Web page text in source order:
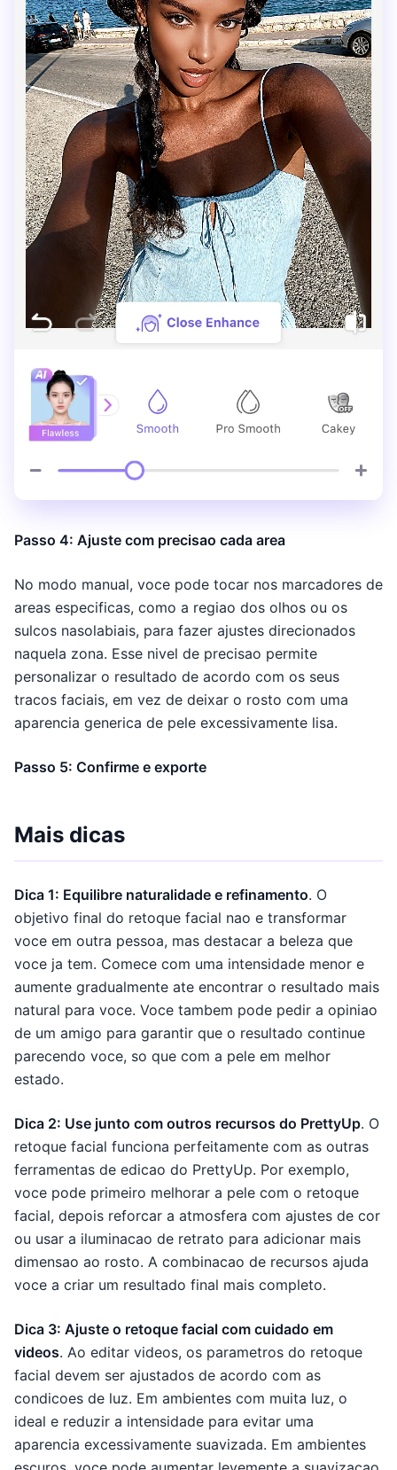
Passo 4: Ajuste com precisao cada area
No modo manual, voce pode tocar nos marcadores de
areas especificas, como a regiao dos olhos ou os
sulcos nasolabiais, para fazer ajustes direcionados
naquela zona. Esse nivel de precisao permite
personalizar o resultado de acordo com os seus
tracos faciais, em vez de deixar o rosto com uma
aparencia generica de pele excessivamente lisa.
Passo 5: Confirme e exporte
Mais dicas
Dica 1: Equilibre naturalidade e refinamento. O
objetivo final do retoque facial nao e transformar
voce em outra pessoa, mas destacar a beleza que
voce ja tem. Comece com uma intensidade menor e
aumente gradualmente ate encontrar o resultado mais
natural para voce. Voce tambem pode pedir a opiniao
de um amigo para garantir que o resultado continue
parecendo voce, so que com a pele em melhor
estado.
Dica 2: Use junto com outros recursos do PrettyUp. O
retoque facial funciona perfeitamente com as outras
ferramentas de edicao do PrettyUp. Por exemplo,
voce pode primeiro melhorar a pele com o retoque
facial, depois reforcar a atmosfera com ajustes de cor
ou usar a iluminacao de retrato para adicionar mais
dimensao ao rosto. A combinacao de recursos ajuda
voce a criar um resultado final mais completo.
Dica 3: Ajuste o retoque facial com cuidado em
videos. Ao editar videos, os parametros do retoque
facial devem ser ajustados de acordo com as
condicoes de luz. Em ambientes com muita luz, o
ideal e reduzir a intensidade para evitar uma
aparencia excessivamente suavizada. Em ambientes